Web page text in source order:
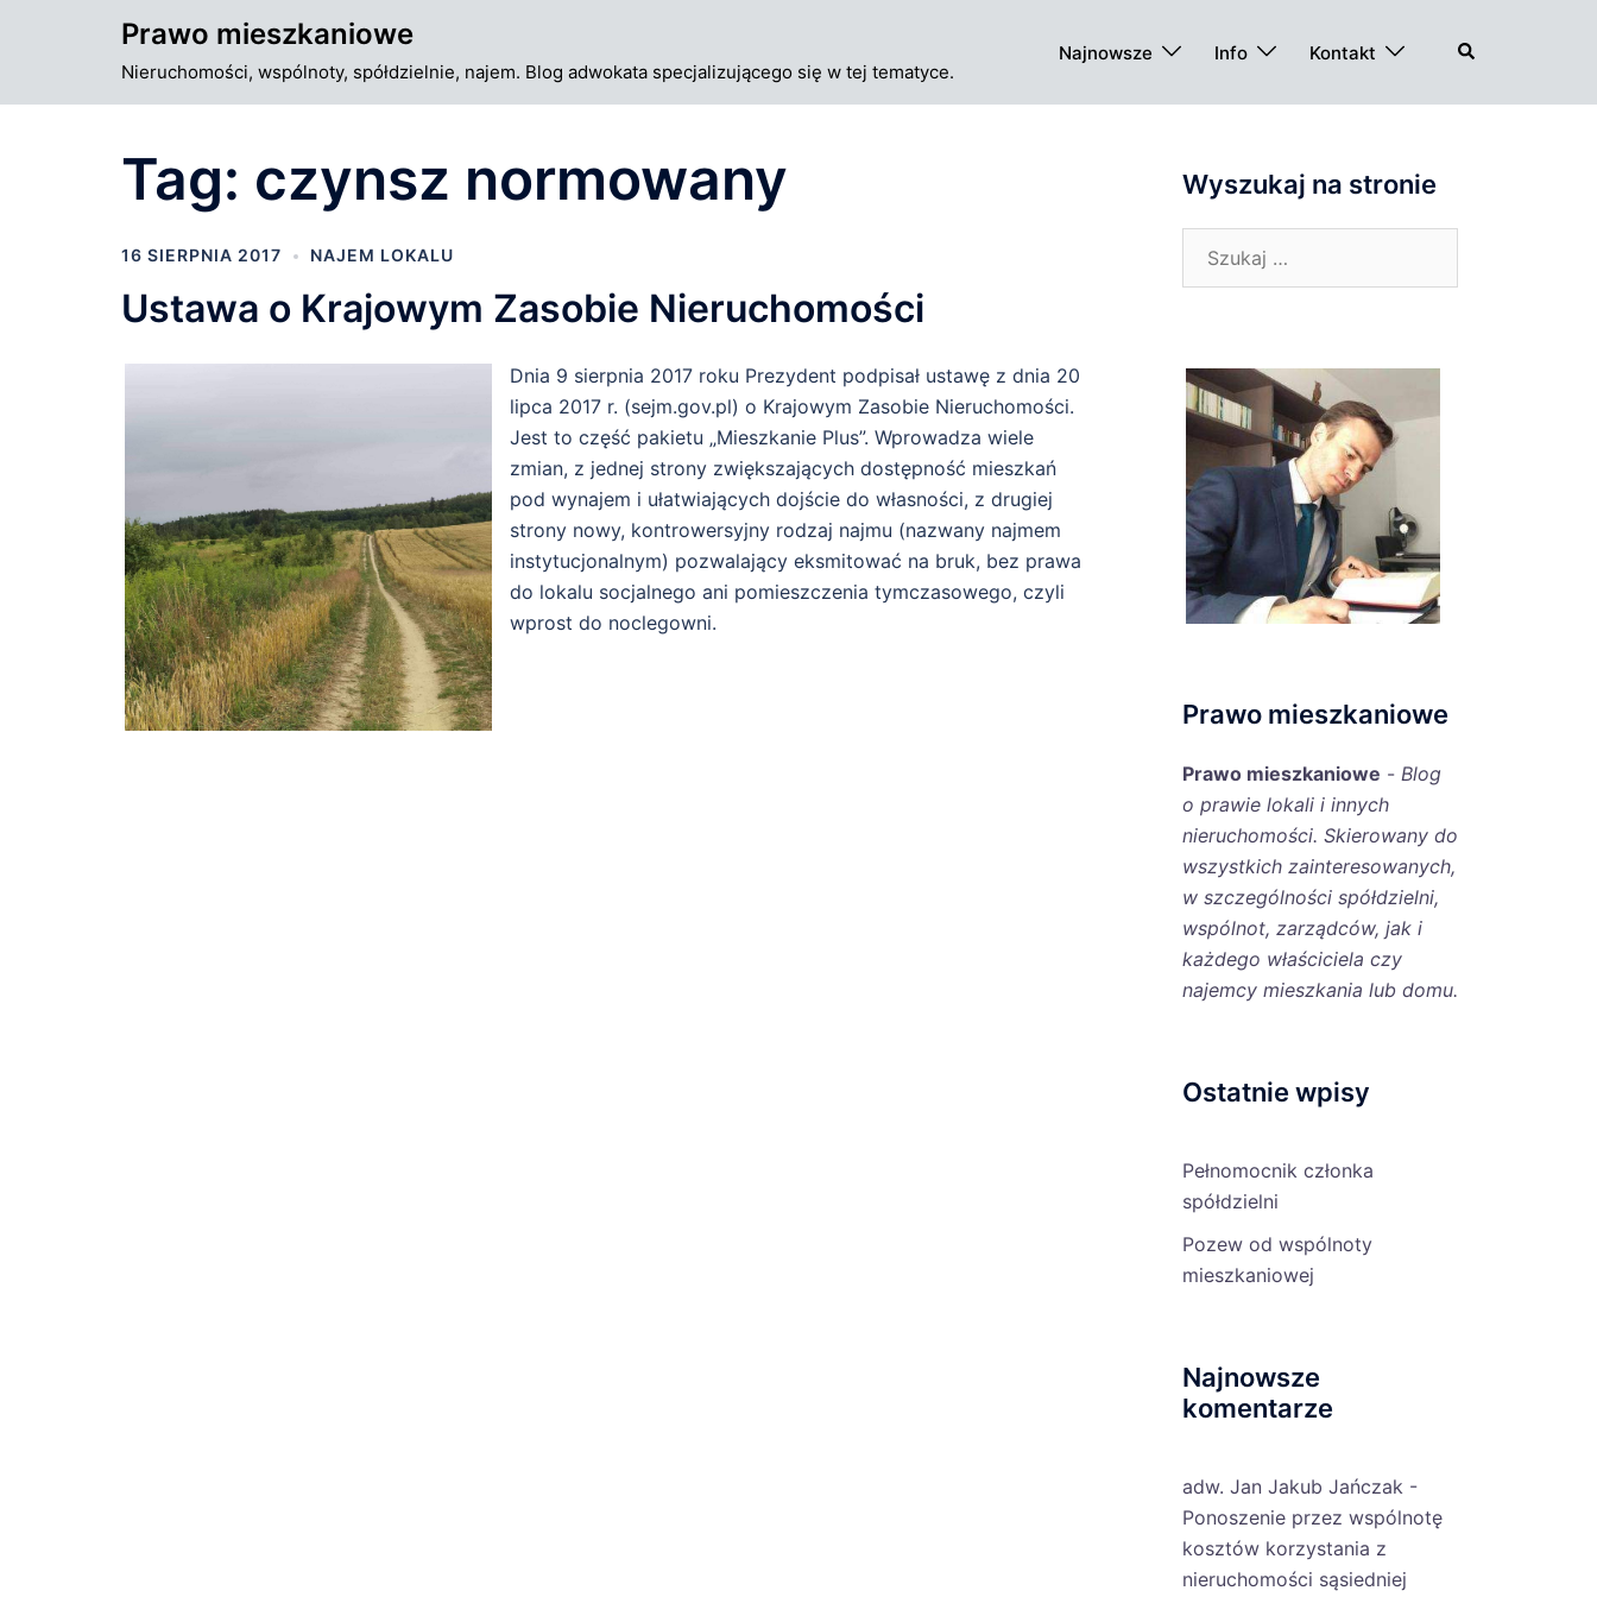
Prawo mieszkaniowe
Nieruchomości, wspólnoty, spółdzielnie, najem. Blog adwokata specjalizującego się w tej tematyce.
Najnowsze Info Kontakt Szukaj
Tag: czynsz normowany
16 SIERPNIA 2017 NAJEM LOKALU
Ustawa o Krajowym Zasobie Nieruchomości
Dnia 9 sierpnia 2017 roku Prezydent podpisał ustawę z dnia 20
lipca 2017 r. (sejm.gov.pl) o Krajowym Zasobie Nieruchomości.
Jest to część pakietu „Mieszkanie Plus”. Wprowadza wiele
zmian, z jednej strony zwiększających dostępność mieszkań
pod wynajem i ułatwiających dojście do własności, z drugiej
strony nowy, kontrowersyjny rodzaj najmu (nazwany najmem
instytucjonalnym) pozwalający eksmitować na bruk, bez prawa
do lokalu socjalnego ani pomieszczenia tymczasowego, czyli
wprost do noclegowni.
Wyszukaj na stronie
Prawo mieszkaniowe
Prawo mieszkaniowe - Blog
o prawie lokali i innych
nieruchomości. Skierowany do
wszystkich zainteresowanych,
w szczególności spółdzielni,
wspólnot, zarządców, jak i
każdego właściciela czy
najemcy mieszkania lub domu.
Ostatnie wpisy
Pełnomocnik członka
spółdzielni
Pozew od wspólnoty
mieszkaniowej
Najnowsze
komentarze
adw. Jan Jakub Jańczak -
Ponoszenie przez wspólnotę
kosztów korzystania z
nieruchomości sąsiedniej